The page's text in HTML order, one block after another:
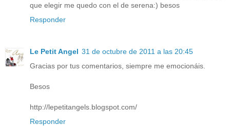
que elegir me quedo con el de serena:) besos
Responder
Le Petit Angel 31 de octubre de 2011 a las 20:45
Gracias por tus comentarios, siempre me emocionáis.
Besos
http://lepetitangels.blogspot.com/
Responder